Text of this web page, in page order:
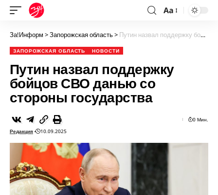
Aa
За!Информ >Запорожская область> Путин назвал поддержку бойцов СВО данью со стороны государства
ЗАПОРОЖСКАЯ ОБЛАСТЬ НОВОСТИ
Путин назвал поддержку
бойцов СВО данью со
стороны государства
Редакция 10.09.2025
0 Мин.